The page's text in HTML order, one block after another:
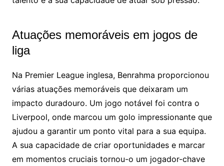
Atuações memoráveis em jogos de
liga
Na Premier League inglesa, Benrahma proporcionou
várias atuações memoráveis que deixaram um
impacto duradouro. Um jogo notável foi contra o
Liverpool, onde marcou um golo impressionante que
ajudou a garantir um ponto vital para a sua equipa.
A sua capacidade de criar oportunidades e marcar
em momentos cruciais tornou-o um jogador-chave